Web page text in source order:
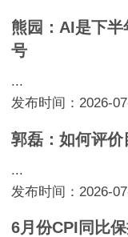
熊园：AI是下
号
...
发布时间：2026-
郭磊：如何评
...
发布时间：2026-
6月份CPI同比